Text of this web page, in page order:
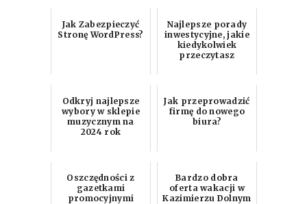
Jak Zabezpieczyć
Stronę WordPress?
Najlepsze porady
inwestycyjne, jakie
kiedykolwiek
przeczytasz
Odkryj najlepsze
wybory w sklepie
muzycznym na
2024 rok
Jak przeprowadzić
firmę do nowego
biura?
Oszczędności z
gazetkami
promocyjnymi
Bardzo dobra
oferta wakacji w
Kazimierzu Dolnym